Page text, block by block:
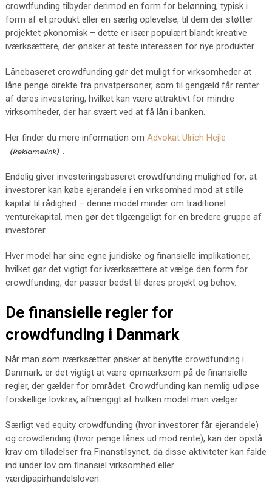
crowdfunding tilbyder derimod en form for belønning, typisk i
form af et produkt eller en særlig oplevelse, til dem der støtter
projektet økonomisk – dette er især populært blandt kreative
iværksættere, der ønsker at teste interessen for nye produkter.
Lånebaseret crowdfunding gør det muligt for virksomheder at
låne penge direkte fra privatpersoner, som til gengæld får renter
af deres investering, hvilket kan være attraktivt for mindre
virksomheder, der har svært ved at få lån i banken.
Her finder du mere information om Advokat Ulrich Hejle
.
Endelig giver investeringsbaseret crowdfunding mulighed for, at
investorer kan købe ejerandele i en virksomhed mod at stille
kapital til rådighed – denne model minder om traditionel
venturekapital, men gør det tilgængeligt for en bredere gruppe af
investorer.
Hver model har sine egne juridiske og finansielle implikationer,
hvilket gør det vigtigt for iværksættere at vælge den form for
crowdfunding, der passer bedst til deres projekt og behov.
De finansielle regler for
crowdfunding i Danmark
Når man som iværksætter ønsker at benytte crowdfunding i
Danmark, er det vigtigt at være opmærksom på de finansielle
regler, der gælder for området. Crowdfunding kan nemlig udløse
forskellige lovkrav, afhængigt af hvilken model man vælger.
Særligt ved equity crowdfunding (hvor investorer får ejerandele)
og crowdlending (hvor penge lånes ud mod rente), kan der opstå
krav om tilladelser fra Finanstilsynet, da disse aktiviteter kan falde
ind under lov om finansiel virksomhed eller
værdipapirhandelsloven.